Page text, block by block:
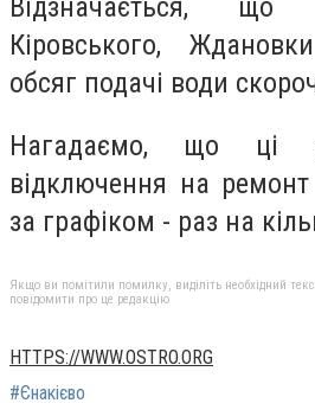
Кіровського,
обсяг подачі води
Нагадаємо, що ці
відключення на
за графіком - раз на
Якщо ви помітили помилку, виділіть необхідний
повідомити про це редакцію
HTTPS://WWW.OSTRO.ORG
#Єнакієво